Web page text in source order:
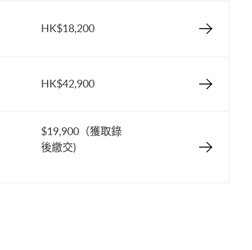
HK$18,200
HK$42,900
$19,900（獲取錄
後繳交)